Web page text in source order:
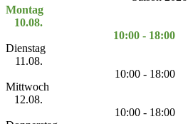
Montag
10.08.
10:00 - 18:00
Dienstag
11.08.
10:00 - 18:00
Mittwoch
12.08.
10:00 - 18:00